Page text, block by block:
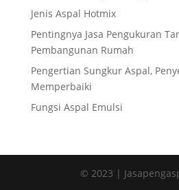
Jenis Aspal Hotmix
Pentingnya Jasa Pengukuran
Pembangunan Rumah
Pengertian Sungkur Aspal,
Memperbaiki
Fungsi Aspal Emulsi
© 2023 |